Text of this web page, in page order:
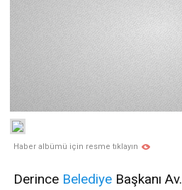
Haber albümü için resme tıklayın
Derince Belediye Başkanı Av.